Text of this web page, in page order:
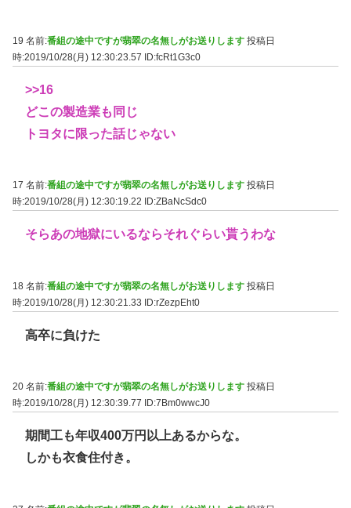
19 名前:番組の途中ですが翡翠の名無しがお送りします 投稿日
時:2019/10/28(月) 12:30:23.57 ID:fcRt1G3c0
>>16
どこの製造業も同じ
トヨタに限った話じゃない
17 名前:番組の途中ですが翡翠の名無しがお送りします 投稿日
時:2019/10/28(月) 12:30:19.22
ID:ZBaNcSdc0
そらあの地獄にいるならそれぐらい貰うわな
18 名前:番組の途中ですが翡翠の名無しがお送りします 投稿日
時:2019/10/28(月) 12:30:21.33 ID:rZezpEht0
高卒に負けた
20 名前:番組の途中ですが翡翠の名無しがお送りします 投稿日
時:2019/10/28(月) 12:30:39.77
ID:7Bm0wwcJ0
期間工も年収400万円以上あるからな。
しかも衣食住付き。